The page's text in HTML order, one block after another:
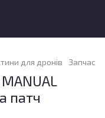
для дронів
патч